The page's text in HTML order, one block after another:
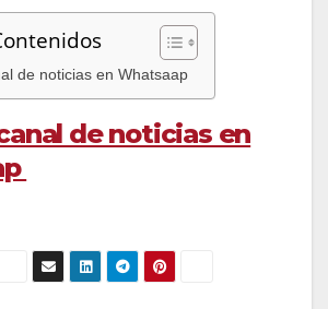
de noticias en Whatsaap
de noticias en